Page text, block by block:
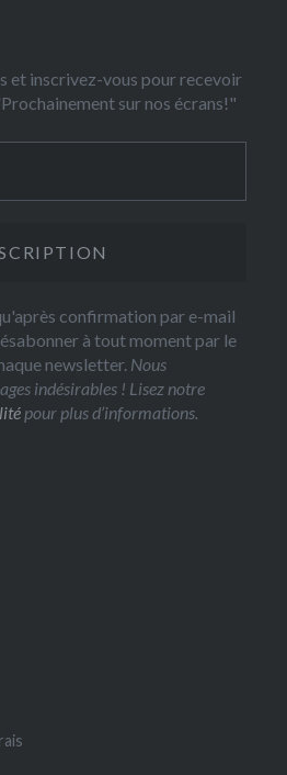
et inscrivez-vous pour recevoir
sur nos écrans!"
confirmation par e-mail
à tout moment par le
newsletter. Nous
indésirables ! Lisez notre
pour plus d’informations.